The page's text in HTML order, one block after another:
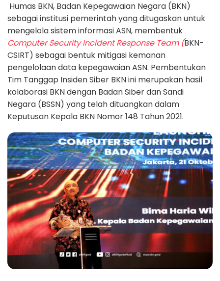
Humas BKN, Badan Kepegawaian Negara (BKN)
sebagai institusi pemerintah yang ditugaskan untuk
mengelola sistem informasi ASN, membentuk
Computer Security Incident Response Team (BKN-
CSIRT) sebagai bentuk mitigasi kemanan
pengelolaan data kepegawaian ASN. Pembentukan
Tim Tanggap Insiden Siber BKN ini merupakan hasil
kolaborasi BKN dengan Badan Siber dan Sandi
Negara (BSSN) yang telah dituangkan dalam
Keputusan Kepala BKN Nomor 148 Tahun 2021.